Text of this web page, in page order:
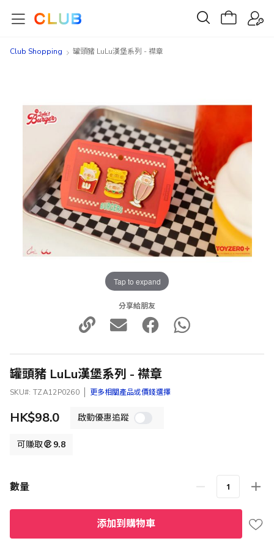
Club Shopping 罐頭豬 LuLu漢堡系列 - 襟章
end
beginning
Tap to expand
分享給朋友
罐頭豬 LuLu漢堡系列 - 襟章
SKU TZA12P0260 更多相關產品或價錢選擇
HK$98.0 啟動優惠追蹤
可賺取 9.8
數量
添加到購物車